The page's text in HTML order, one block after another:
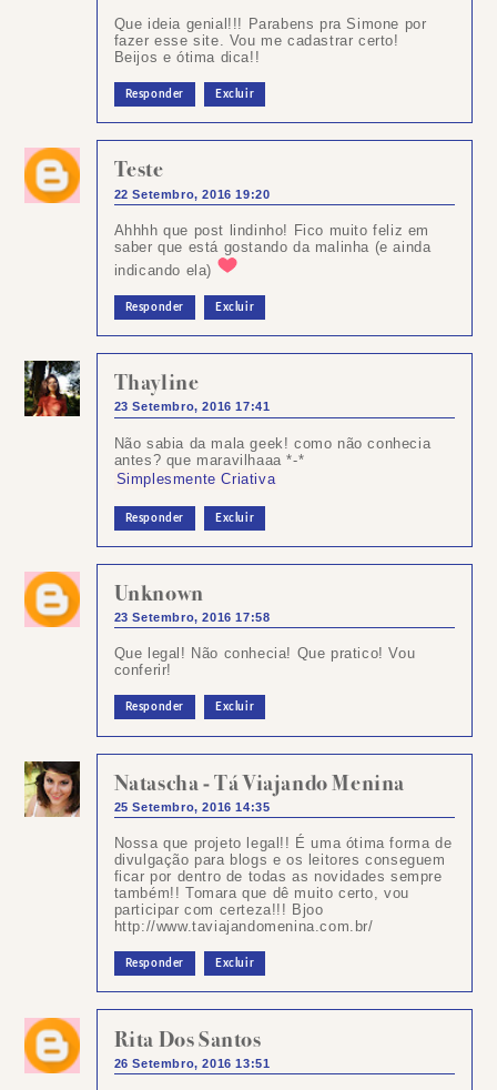
Que ideia genial!!! Parabens pra Simone por
fazer esse site. Vou me cadastrar certo!
Beijos e ótima dica!!
Responder Excluir
Teste
22 Setembro, 2016 19:20
Ahhhh que post lindinho! Fico muito feliz em
saber que está gostando da malinha (e ainda
indicando ela)
Responder Excluir
Thayline
23 Setembro, 2016 17:41
Não sabia da mala geek! como não conhecia
antes? que maravilhaaa *-*
Simplesmente Criativa
Responder Excluir
Unknown
23 Setembro, 2016 17:58
Que legal! Não conhecia! Que pratico! Vou
conferir!
Responder Excluir
Natascha - Tá Viajando Menina
25 Setembro, 2016 14:35
Nossa que projeto legal!! É uma ótima forma de
divulgação para blogs e os leitores conseguem
ficar por dentro de todas as novidades sempre
também!! Tomara que dê muito certo, vou
participar com certeza!!! Bjoo
http://www.taviajandomenina.com.br/
Responder Excluir
Rita Dos Santos
26 Setembro, 2016 13:51